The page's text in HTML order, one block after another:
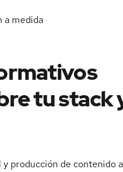
a medida
tu stack
producción de contenido a